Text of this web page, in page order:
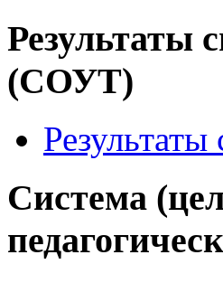
Результаты
(СОУТ)
Система